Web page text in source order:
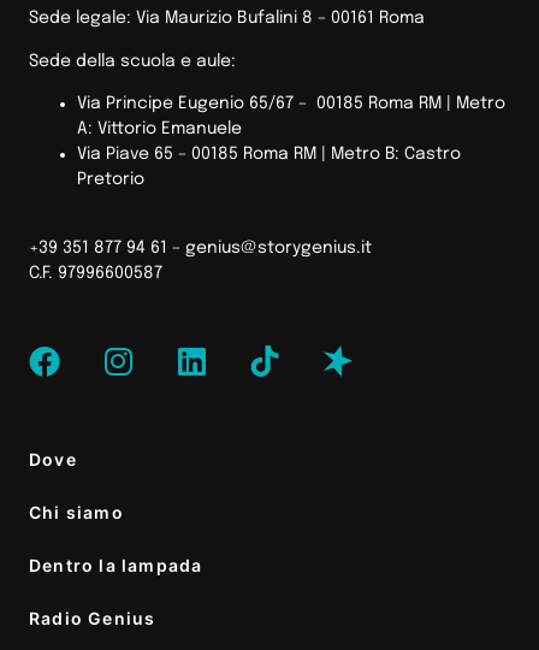
Sede legale: Via Maurizio Bufalini 8 – 00161 Roma
Sede della scuola e aule:
Via Principe Eugenio 65/67 – 00185 Roma RM |
Metro
A: Vittorio Emanuele
Via Piave 65 – 00185 Roma RM | Metro B: Castro
Pretorio
+39 351 877 94 61 – genius@storygenius.it
C.F. 97996600587
Dove
Chi siamo
Dentro la lampada
Radio Genius